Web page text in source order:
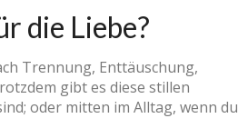
die Liebe?
Trennung, Enttäuschung,
gibt es diese stillen
oder mitten im Alltag, wenn du